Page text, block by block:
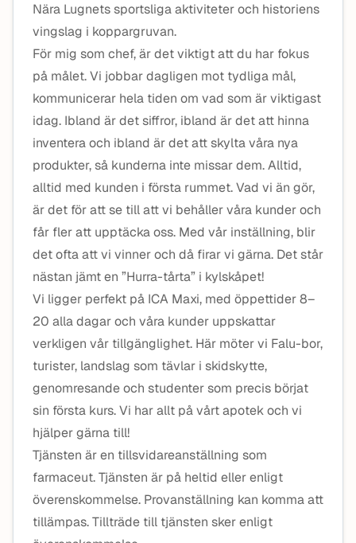
Nära Lugnets sportsliga aktiviteter och historiens
vingslag i koppargruvan.
För mig som chef, är det viktigt att du har fokus
på målet. Vi jobbar dagligen mot tydliga mål,
kommunicerar hela tiden om vad som är viktigast
idag. Ibland är det siffror, ibland är det att hinna
inventera och ibland är det att skylta våra nya
produkter, så kunderna inte missar dem. Alltid,
alltid med kunden i första rummet. Vad vi än gör,
är det för att se till att vi behåller våra kunder och
får fler att upptäcka oss. Med vår inställning, blir
det ofta att vi vinner och då firar vi gärna. Det står
nästan jämt en ”Hurra-tårta” i kylskåpet!
Vi ligger perfekt på ICA Maxi, med öppettider 8–
20 alla dagar och våra kunder uppskattar
verkligen vår tillgänglighet. Här möter vi Falu-bor,
turister, landslag som tävlar i skidskytte,
genomresande och studenter som precis börjat
sin första kurs. Vi har allt på vårt apotek och vi
hjälper gärna till!
Tjänsten är en tillsvidareanställning som
farmaceut. Tjänsten är på heltid eller enligt
överenskommelse. Provanställning kan komma att
tillämpas. Tillträde till tjänsten sker enligt